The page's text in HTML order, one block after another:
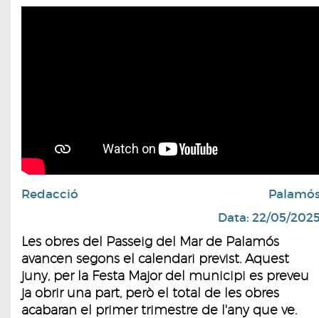
Redacció
Data: 22/05/
Les obres del Passeig del Mar de Palamós
avancen segons el calendari previst. Aquest
juny, per la Festa Major del municipi es preveu
ja obrir una part, però el total de les obres
acabaran el primer trimestre de l'any que ve.